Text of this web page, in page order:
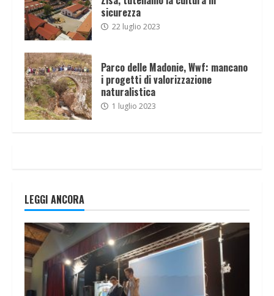
sicurezza
22 luglio 2023
Parco delle Madonie, Wwf: mancano
i progetti di valorizzazione
naturalistica
1 luglio 2023
LEGGI ANCORA